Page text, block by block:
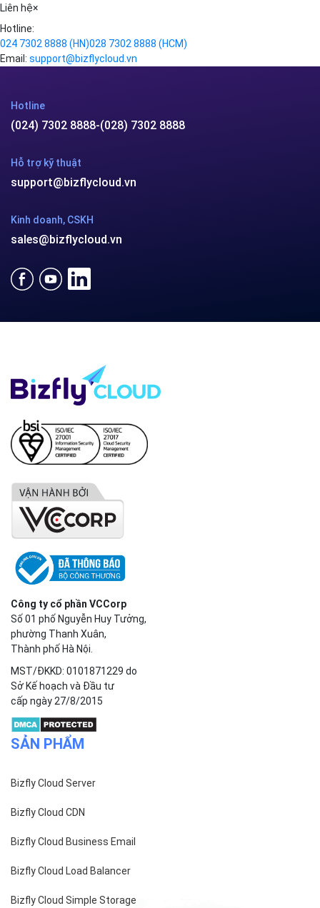
Liên hệ×
Hotline:
024 7302 8888 (HN)028 7302 8888 (HCM)
Email: support@bizflycloud.vn
Hotline
(024) 7302 8888-(028) 7302 8888
Hỗ trợ kỹ thuật
support@bizflycloud.vn
Kinh doanh, CSKH
sales@bizflycloud.vn
Công ty cổ phần VCCorp
Số 01 phố Nguyễn Huy Tưởng,
phường Thanh Xuân,
Thành phố Hà Nội.
MST/ĐKKD: 0101871229 do
Sở Kế hoạch và Đầu tư
cấp ngày 27/8/2015
SẢN PHẨM
Bizfly Cloud Server
Bizfly Cloud CDN
Bizfly Cloud Business Email
Bizfly Cloud Load Balancer
Bizfly Cloud Simple Storage